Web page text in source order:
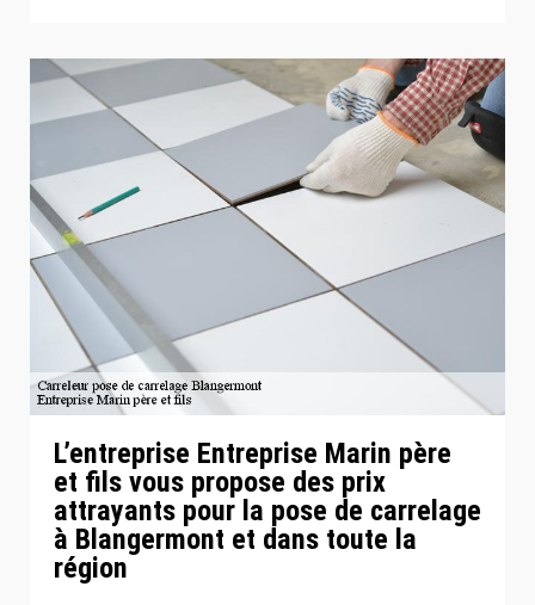
L’entreprise Entreprise Marin père
et fils vous propose des prix
attrayants pour la pose de carrelage
à Blangermont et dans toute la
région